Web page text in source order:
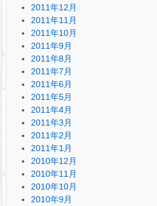
2011年12月
2011年11月
2011年10月
2011年9月
2011年8月
2011年7月
2011年6月
2011年5月
2011年4月
2011年3月
2011年2月
2011年1月
2010年12月
2010年11月
2010年10月
2010年9月